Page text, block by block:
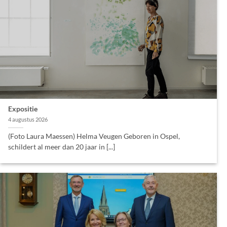
Expositie
4 augustus 2026
(Foto Laura Maessen) Helma Veugen Geboren in Ospel,
schildert al meer dan 20 jaar in [...]